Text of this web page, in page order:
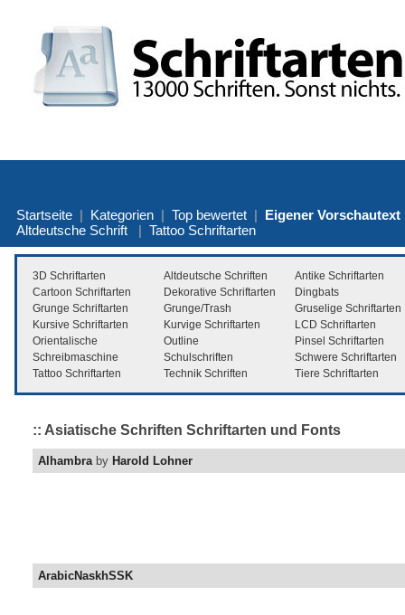
Startseite | Kategorien | Top bewertet | Eigener Vorschautext
Altdeutsche Schrift | Tattoo Schriftarten
3D Schriftarten Altdeutsche Schriften
Antike Schriftarten
Cartoon Schriftarten
Dekorative Schriftarten
Dingbats
Grunge Schriftarten
Grunge/Trash
Gruselige Schriftarten
Kursive Schriftarten
Kurvige Schriftarten
LCD Schriftarten
Orientalische
Outline
Pinsel Schriftarten
Schreibmaschine
Schulschriften
Schwere Schriftarten
Tattoo Schriftarten
Technik Schriften Tiere Schriftarten
:: Asiatische Schriften Schriftarten und Fonts
Alhambraby Harold Lohner
ArabicNaskhSSK